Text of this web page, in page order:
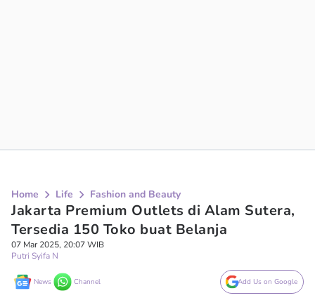
Home Life Fashion and Beauty
Jakarta Premium Outlets di Alam Sutera,
Tersedia 150 Toko buat Belanja
07 Mar 2025, 20:07 WIB
Putri Syifa N
News Channel Add Us on Google